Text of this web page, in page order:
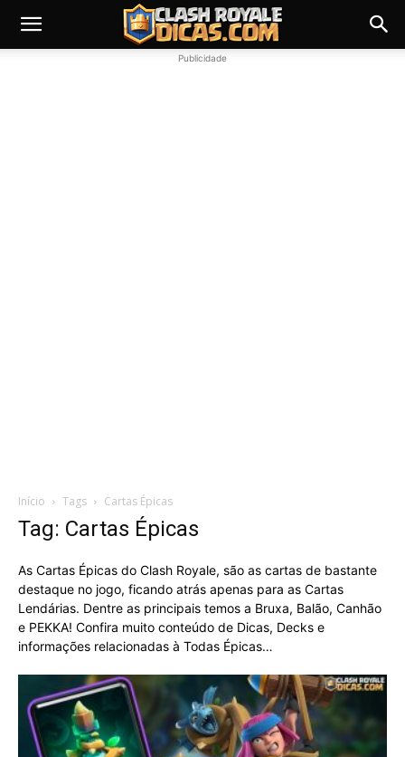
Publicidade
Início Tags Cartas Épicas
Tag: Cartas Épicas
As Cartas Épicas do Clash Royale, são as cartas de bastante
destaque no jogo, ficando atrás apenas para as Cartas
Lendárias. Dentre as principais temos a Bruxa, Balão, Canhão
e PEKKA! Confira muito conteúdo de Dicas, Decks e
informações relacionadas à Todas Épicas…